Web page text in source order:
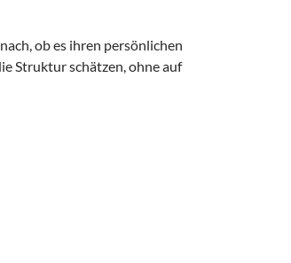
ob es ihren persönlichen
Struktur schätzen, ohne auf